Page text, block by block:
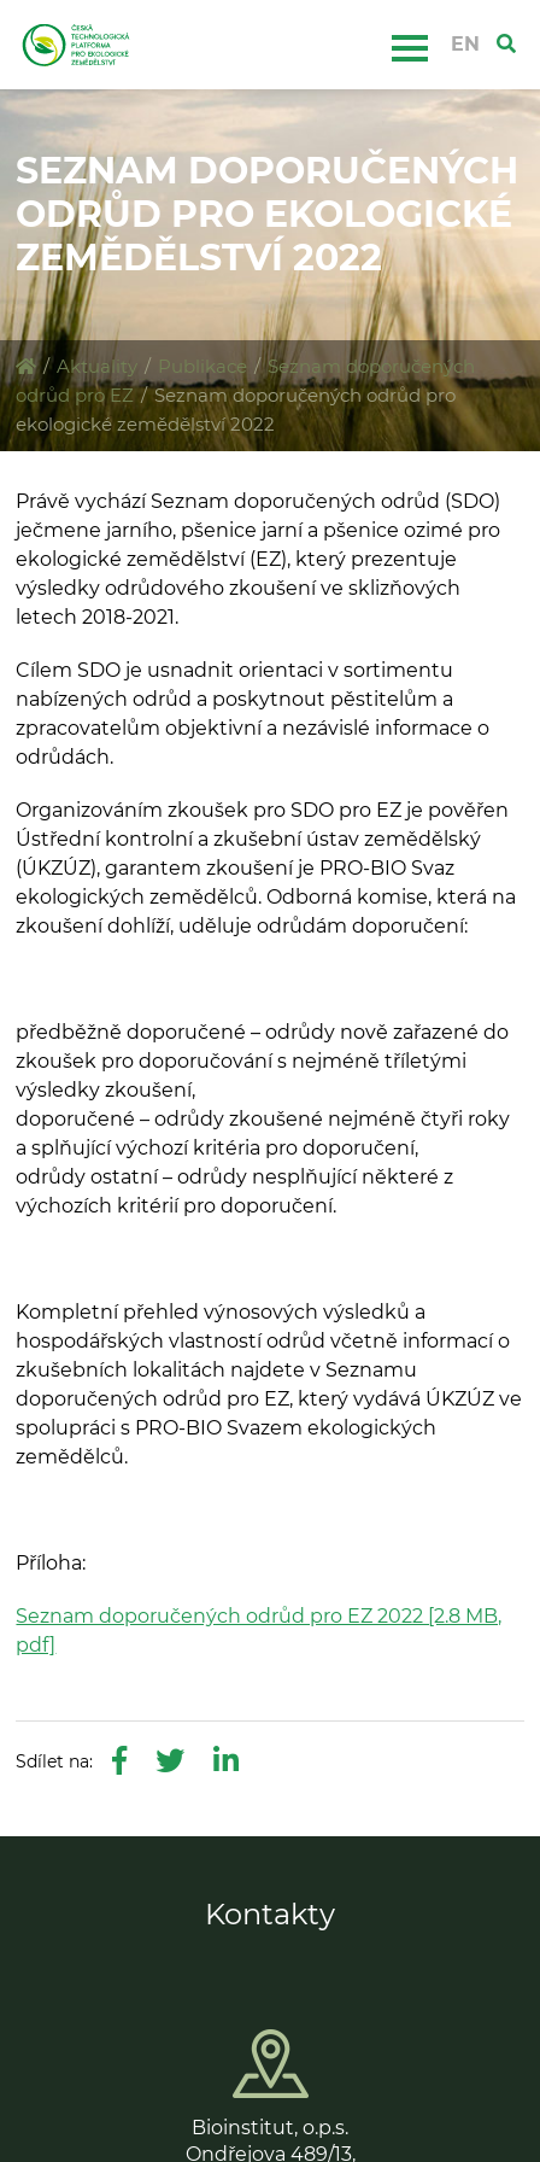
EN
SEZNAM DOPORUČENÝCH
ODRŮD PRO EKOLOGICKÉ
ZEMĚDĚLSTVÍ 2022
/ Aktuality / Publikace / Seznam doporučených
odrůd pro EZ / Seznam doporučených odrůd pro
ekologické zemědělství 2022
Právě vychází Seznam doporučených odrůd (SDO)
ječmene jarního, pšenice jarní a pšenice ozimé pro
ekologické zemědělství (EZ), který prezentuje
výsledky odrůdového zkoušení ve sklizňových
letech 2018-2021.
Cílem SDO je usnadnit orientaci v sortimentu
nabízených odrůd a poskytnout pěstitelům a
zpracovatelům objektivní a nezávislé informace o
odrůdách.
Organizováním zkoušek pro SDO pro EZ je pověřen
Ústřední kontrolní a zkušební ústav zemědělský
(ÚKZÚZ), garantem zkoušení je PRO-BIO Svaz
ekologických zemědělců. Odborná komise, která na
zkoušení dohlíží, uděluje odrůdám doporučení:
předběžně doporučené – odrůdy nově zařazené do
zkoušek pro doporučování s nejméně tříletými
výsledky zkoušení,
doporučené – odrůdy zkoušené nejméně čtyři roky
a splňující výchozí kritéria pro doporučení,
odrůdy ostatní – odrůdy nesplňující některé z
výchozích kritérií pro doporučení.
Kompletní přehled výnosových výsledků a
hospodářských vlastností odrůd včetně informací o
zkušebních lokalitách najdete v Seznamu
doporučených odrůd pro EZ, který vydává ÚKZÚZ ve
spolupráci s PRO-BIO Svazem ekologických
zemědělců.
Příloha:
Seznam doporučených odrůd pro EZ 2022 [2.8 MB,
pdf]
Kontakty
Bioinstitut, o.p.s.
Ondřejova 489/13,